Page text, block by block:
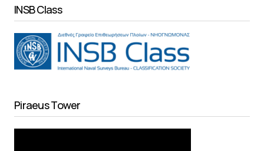
INSB Class
Piraeus Tower